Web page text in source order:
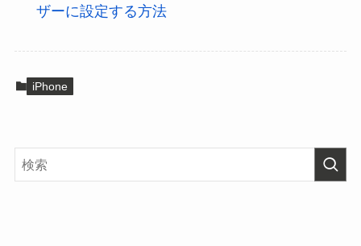
ザーに設定する方法
iPhone